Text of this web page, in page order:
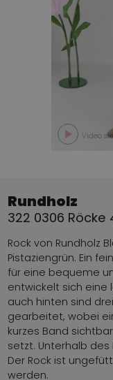
Video
Rundholz
322 0306 Röcke
Rock von Rundholz
Pistaziengrün. Ein
für eine bequeme
entwickelt sich eine
auch hinten sind
gearbeitet, wobei
kurzes Band
setzt. Unterhalb
Der Rock ist
werden.